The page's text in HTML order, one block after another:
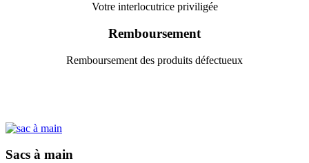
Votre interlocutrice priviligée
Remboursement
Remboursement des produits défectueux
Sacs à main